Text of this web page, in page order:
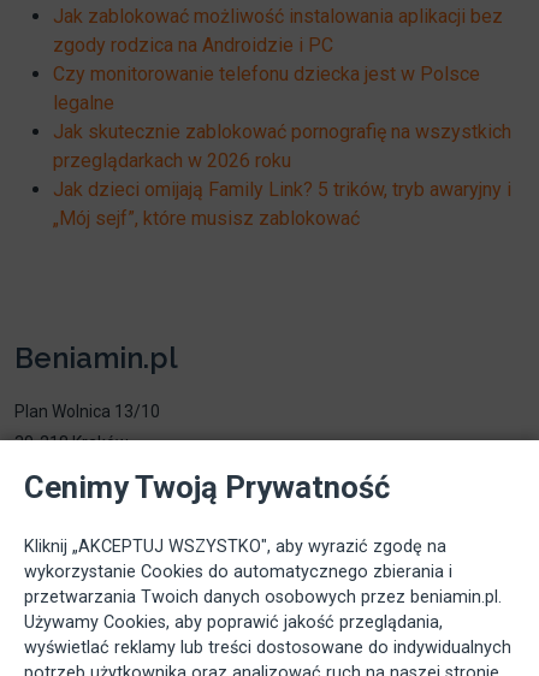
Cenimy Twoją Prywatność
Kliknij „AKCEPTUJ WSZYSTKO", aby wyrazić zgodę na
wykorzystanie Cookies do automatycznego zbierania i
przetwarzania Twoich danych osobowych przez beniamin.pl.
Używamy Cookies, aby poprawić jakość przeglądania,
wyświetlać reklamy lub treści dostosowane do indywidualnych
Jak zablokować możliwość instalowania aplikacji bez
zgody rodzica na Androidzie i PC
Czy monitorowanie telefonu dziecka jest w Polsce
legalne
Jak skutecznie zablokować pornografię na wszystkich
przeglądarkach w 2026 roku
Jak dzieci omijają Family Link? 5 trików, tryb awaryjny i
„Mój sejf”, które musisz zablokować
Beniamin.pl
Plan Wolnica 13/10
30-218 Kraków
Email:
info@beniamin.pl
Przydatne linki
Home
Polityka prywatności
Regulamin